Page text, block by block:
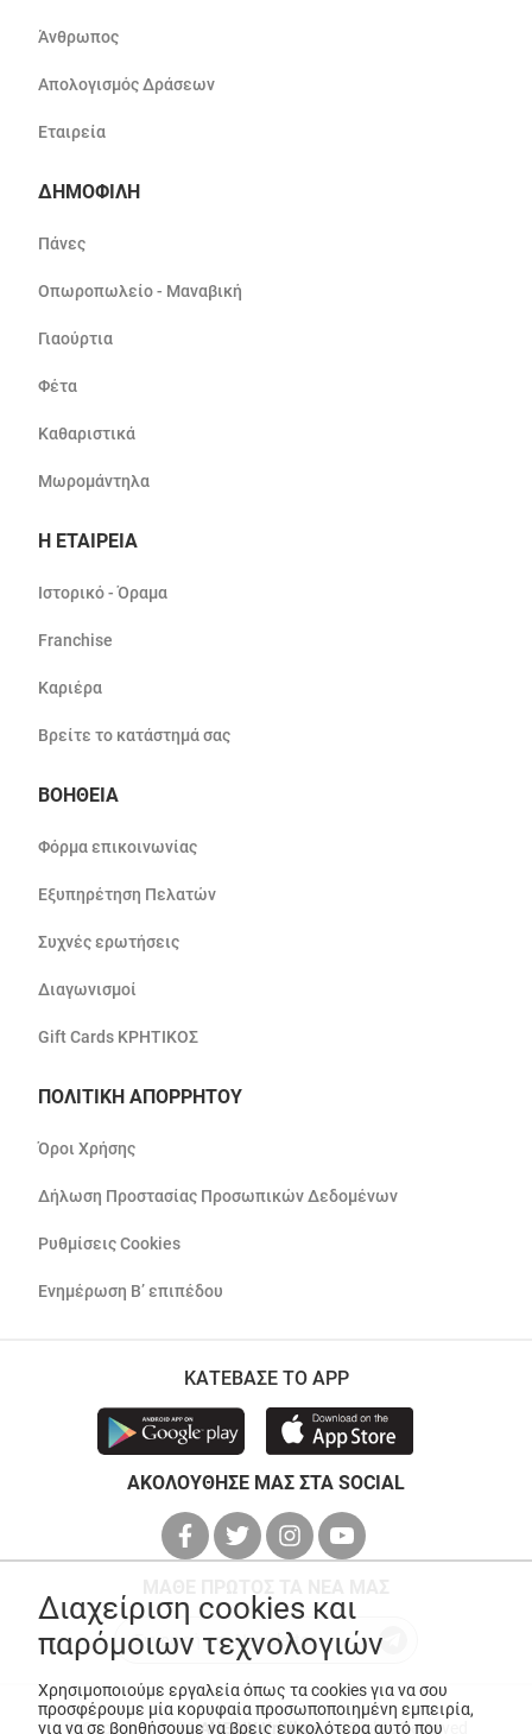
Άνθρωπος
Απολογισμός Δράσεων
Εταιρεία
ΔΗΜΟΦΙΛΗ
Πάνες
Οπωροπωλείο - Μαναβική
Γιαούρτια
Φέτα
Καθαριστικά
Μωρομάντηλα
Η ΕΤΑΙΡΕΙΑ
Ιστορικό - Όραμα
Franchise
Καριέρα
Βρείτε το κατάστημά σας
ΒΟΗΘΕΙΑ
Φόρμα επικοινωνίας
Εξυπηρέτηση Πελατών
Συχνές ερωτήσεις
Διαγωνισμοί
Gift Cards ΚΡΗΤΙΚΟΣ
ΠΟΛΙΤΙΚΗ ΑΠΟΡΡΗΤΟΥ
Όροι Χρήσης
Δήλωση Προστασίας Προσωπικών Δεδομένων
Ρυθμίσεις Cookies
Ενημέρωση Β’ επιπέδου
ΚΑΤΕΒΑΣΕ ΤΟ APP
ΑΚΟΛΟΥΘΗΣΕ ΜΑΣ ΣΤΑ SOCIAL
© Copyright 2026ANEDIK Kritikos. All Rights Reserved
Διαχείριση cookies και
παρόμοιων τεχνολογιών
Χρησιμοποιούμε εργαλεία όπως τα cookies για να σου
προσφέρουμε μία κορυφαία προσωποποιημένη εμπειρία,
για να σε βοηθήσουμε να βρεις ευκολότερα αυτό που